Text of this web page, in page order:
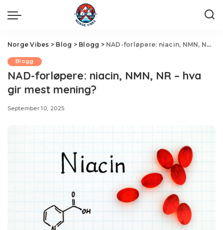
Norge Vibes > Blog > Blogg > NAD-forløpere: niacin, NMN, NR – hva gir mest mening?
Blogg
NAD-forløpere: niacin, NMN, NR – hva
gir mest mening?
September 10, 2025